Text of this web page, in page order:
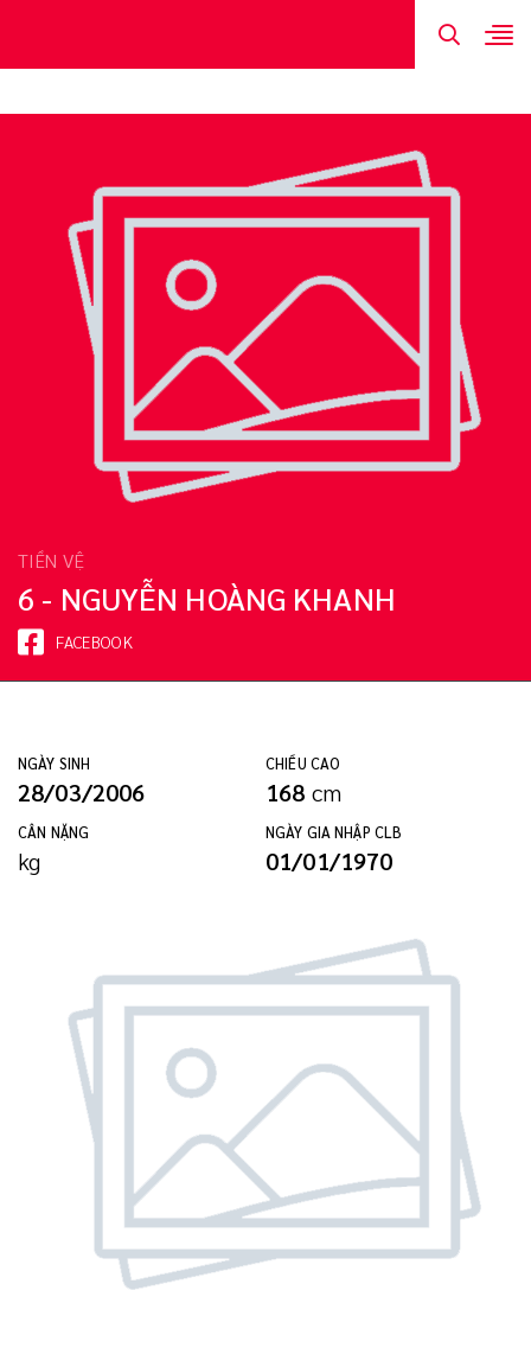
KẾT QUẢ
NGUYỄN
TIỀN VỆ
6 - NGUYỄN HOÀNG KHANH
FACEBOOK
NGÀY SINH
28/03/2006
CHIỀU CAO
168 cm
CÂN NẶNG
kg
NGÀY GIA NHẬP CLB
01/01/1970